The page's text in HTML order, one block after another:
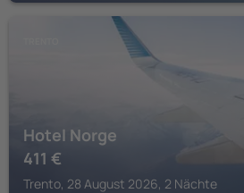
Hotel Norge
411 €
Trento, 28 August 2026, 2 Nächte